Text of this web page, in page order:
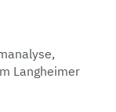
Langheimer